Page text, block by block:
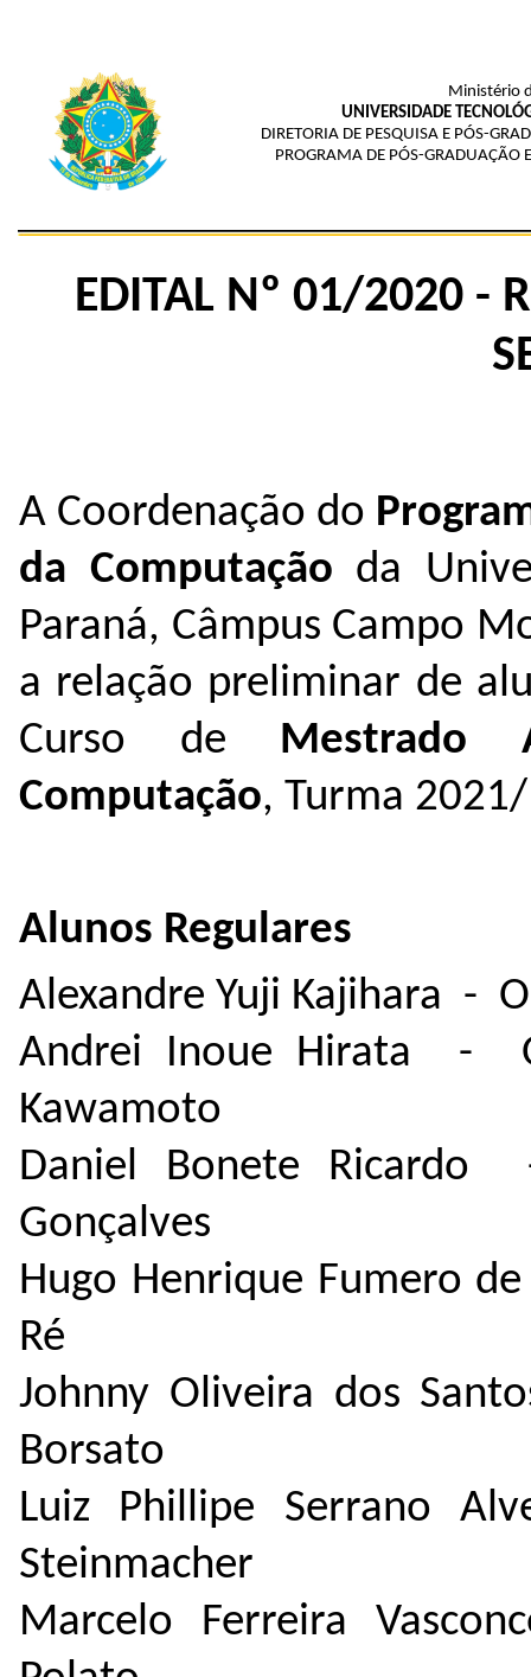
Ministério
UNIVERSIDADE
DIRETORIA DE PESQUISA E PÓS-
PROGRAMA DE PÓS-
EDITAL Nº 01/2020 -
A Coordenação do
da Computação da
Paraná, Câmpus Campo
a relação preliminar de
Curso de Mestrado
Computação, Turma
Alunos Regulares
Alexandre Yuji Kajihara -
Andrei Inoue Hirata -
Kawamoto
Daniel Bonete
Gonçalves
Hugo Henrique Fumero
Ré
Johnny Oliveira dos
Borsato
Luiz Phillipe Serrano
Steinmacher
Marcelo Ferreira